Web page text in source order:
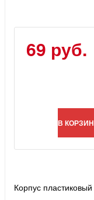
69 руб.
В
Корпус